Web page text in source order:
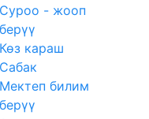
Суроо - жооп
берүү
Көз караш
Сабак
Мектеп билим
берүү